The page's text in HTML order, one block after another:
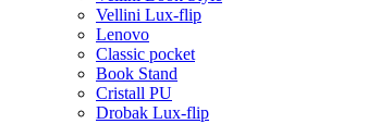
Vellini Lux-flip
Lenovo
Classic pocket
Book Stand
Cristall PU
Drobak Lux-flip